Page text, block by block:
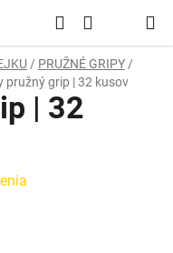
Hľadať
KOŠÍK
/ PRUŽNÉ GRIPY /
pružný grip | 32 kusov
| 32